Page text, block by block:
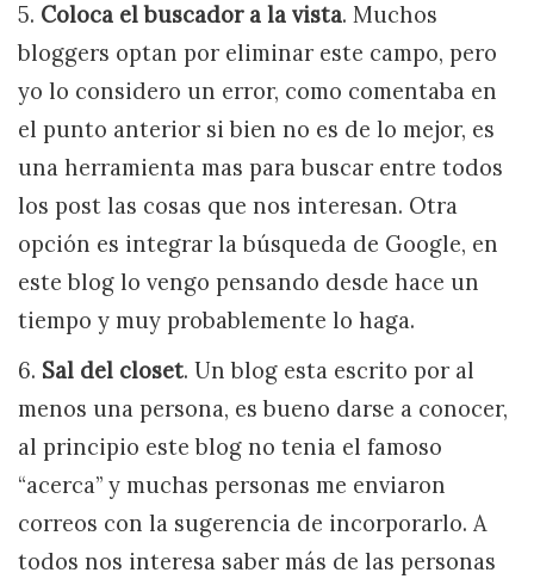
5. Coloca el buscador a la vista. Muchos
bloggers optan por eliminar este campo, pero
yo lo considero un error, como comentaba en
el punto anterior si bien no es de lo mejor, es
una herramienta mas para buscar entre todos
los post las cosas que nos interesan. Otra
opción es integrar la búsqueda de Google, en
este blog lo vengo pensando desde hace un
tiempo y muy probablemente lo haga.
6. Sal del closet. Un blog esta escrito por al
menos una persona, es bueno darse a conocer,
al principio este blog no tenia el famoso
“acerca” y muchas personas me enviaron
correos con la sugerencia de incorporarlo. A
todos nos interesa saber más de las personas